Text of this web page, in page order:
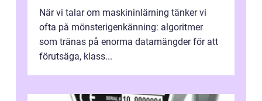
När vi talar om maskininlärning tänker vi
ofta på mönsterigenkänning: algoritmer
som tränas på enorma datamängder för att
förutsäga, klass...